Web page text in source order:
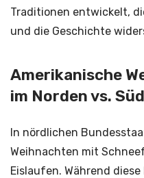
Traditionen entwickelt,
und die Geschichte
Amerikanische
im Norden vs.
In nördlichen
Weihnachten mit
Eislaufen. Während